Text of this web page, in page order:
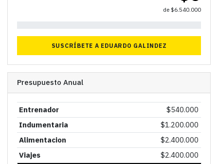
de$6.540.000
SUSCRÍBETE A EDUARDO GALINDEZ
Presupuesto Anual
Entrenador $540.000
Indumentaria
$1.200.000
Alimentacion
$2.400.000
Viajes
$2.400.000